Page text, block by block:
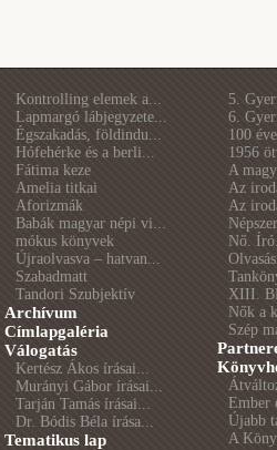
Kontrolling elemek a...
Lapmargó lábjegyzete...
Égszakadás, földindu...
Hófehérke és a berli...
Fátima keze
Amelia titkai
Aforizmák
Babák magyar népi vi...
mókus könyvek
Újraolvasva – hatvan...
Szabadmatt
Tandori Szubjektív
Archívum
Címlapgaléria
Válogatás
Kertész Ákos írásai...
Murányi Gábor írásai...
Tarján Tamás írásai...
Dr. Bódis Béla írása...
Tematikus lap
5.
6.
100
1956
A
Az
Az
Nő.
XIII.
Nők a
Szép
Ember
Újabb
A